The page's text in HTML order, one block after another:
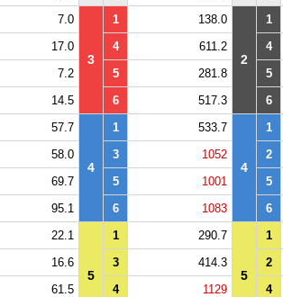
7.0
3
1 138.0
2
1
17.0 4 611.2
4
7.2 5 281.8
5
14.5 6 517.3 6
57.7
4
1 533.7
4
1
58.0 3 1052
2
69.7 5 1001
5
95.1 6 1083 6
22.1
5
1 290.7
5
1
16.6 3 414.3
2
61.5 4 1129
4